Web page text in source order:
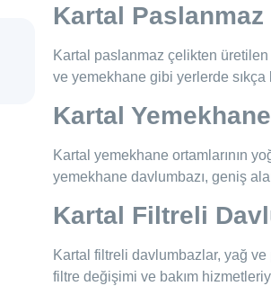
Kartal
Kartal paslanmaz çelikten üretilen
ve yemekhane gibi yerlerde
Kartal
Kartal yemekhane ortamlarının
yemekhane davlumbazı, geniş
Kartal Filtreli
Kartal filtreli davlumbazlar, yağ ve
filtre değişimi ve bakım